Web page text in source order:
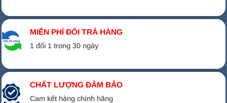
MIỄN PHÍ ĐỔI TRẢ HÀNG
1 đổi 1 trong 30 ngày
CHẤT LƯỢNG ĐẢM BẢO
Cam kết hàng chính hãng